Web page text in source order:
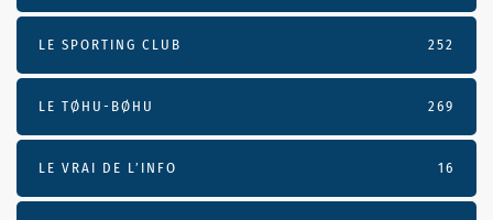
LE SPORTING CLUB 252
LE TØHU-BØHU 269
LE VRAI DE L’INFO 16